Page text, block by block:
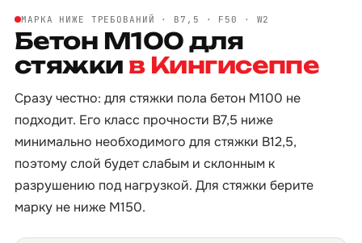
МАРКА НИЖЕ ТРЕБОВАНИЙ · B7,5 · F50 · W2
Бетон М100 для
стяжки в Кингисеппе
Сразу честно: для стяжки пола бетон М100 не
подходит. Его класс прочности B7,5 ниже
минимально необходимого для стяжки B12,5,
поэтому слой будет слабым и склонным к
разрушению под нагрузкой. Для стяжки берите
марку не ниже М150.